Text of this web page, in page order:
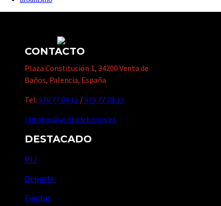
CONTACTO
Plaza Constitución 1, 34200 Venta de
Baños, Palencia, España
Tel: 979 77 08 12 /979 77 08 13
registro@ventadebanos.es
DESTACADO
PIJ
Deporte
Fiestas